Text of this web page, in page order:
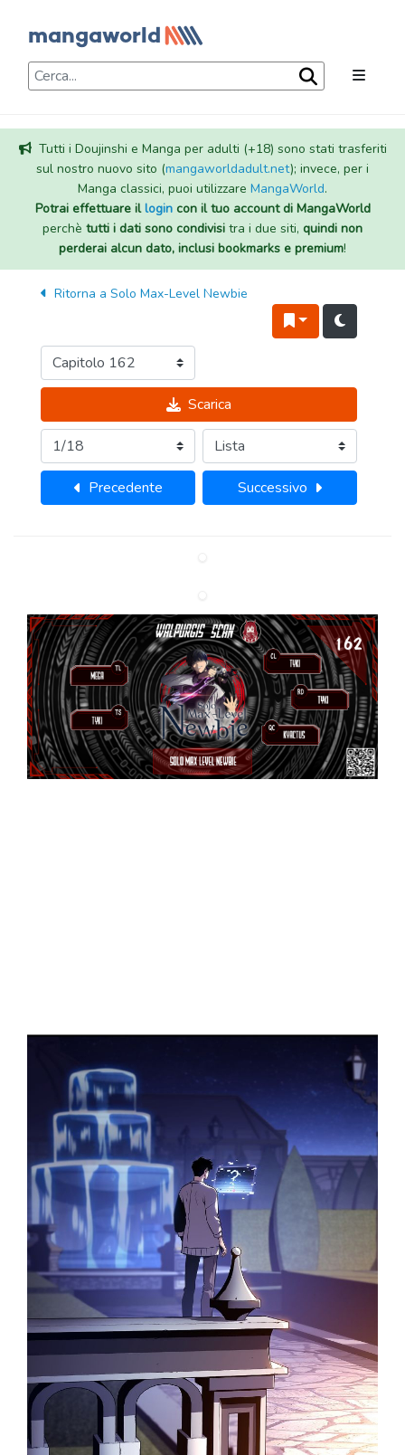
Tutti i Doujinshi e Manga per adulti (+18) sono stati trasferiti
sul nostro nuovo sito (mangaworldadult.net); invece, per i
Manga classici, puoi utilizzare MangaWorld.
Potrai effettuare illogincon il tuo account di MangaWorld
perchè tutti i dati sono condivisi tra i due siti, quindi non
perderai alcun dato, inclusi bookmarks e premium!
Ritorna a Solo Max-Level Newbie
Scarica
Precedente Successivo